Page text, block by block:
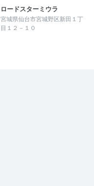
ロードスターミウラ
宮城県仙台市宮城野区新田１丁
目１２－１０